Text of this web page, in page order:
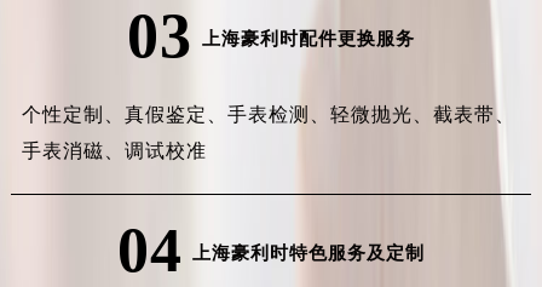
03 上海豪利时配件更换服务
个性定制、 真假鉴定、 手表检测、 轻微抛光、 截表带、
手表消磁、 调试校准
04 上海豪利时特色服务及定制